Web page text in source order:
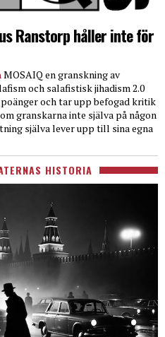
Ranstorp håller inte för
MOSAIQ en granskning av
och salafistisk jihadism 2.0
poänger och tar upp befogad kritik
granskarna inte själva på någon
själva lever upp till sina egna
HISTORIA